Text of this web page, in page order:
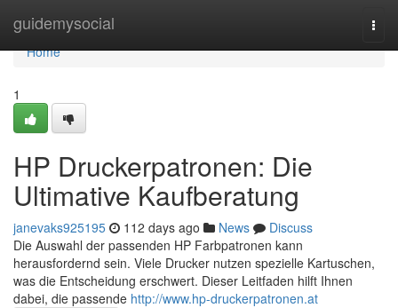
guidemysocial
Home
Home
1
HP Druckerpatronen: Die
Ultimative Kaufberatung
janevaks925195 112 days ago News
Discuss
Die Auswahl der passenden HP Farbpatronen kann
herausfordernd sein. Viele Drucker nutzen spezielle Kartuschen,
was die Entscheidung erschwert. Dieser Leitfaden hilft Ihnen
dabei, die passende http://www.hp-druckerpatronen.at